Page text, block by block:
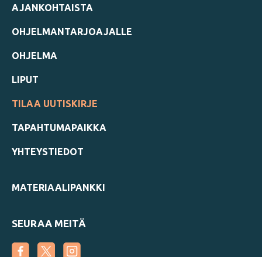
AJANKOHTAISTA
OHJELMANTARJOAJALLE
OHJELMA
LIPUT
TILAA UUTISKIRJE
TAPAHTUMAPAIKKA
YHTEYSTIEDOT
MATERIAALIPANKKI
SEURAA MEITÄ